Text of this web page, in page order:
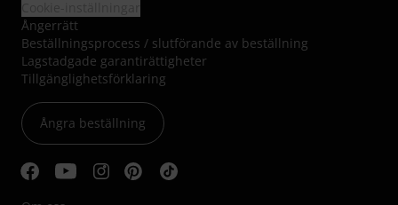
Ångerrätt
Beställningsprocess / slutförande av beställning
Lagstadgade garantirättigheter
Tillgänglighetsförklaring
Ångra beställning